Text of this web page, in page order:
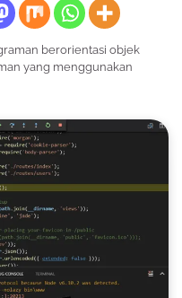
berorientasi objek
yang menggunakan